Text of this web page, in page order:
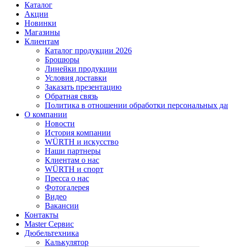
Каталог
Акции
Новинки
Магазины
Клиентам
Каталог продукции 2026
Брошюры
Линейки продукции
Условия доставки
Заказать презентацию
Обратная связь
Политика в отношении обработки персональных
О компании
Новости
История компании
WÜRTH и искусство
Наши партнеры
Клиентам о нас
WÜRTH и спорт
Пресса о нас
Фотогалерея
Видео
Вакансии
Контакты
Master Сервис
Дюбельтехника
Калькулятор